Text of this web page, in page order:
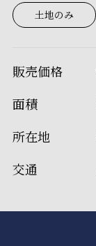
土地のみ
販売価格
面積
所在地
交通